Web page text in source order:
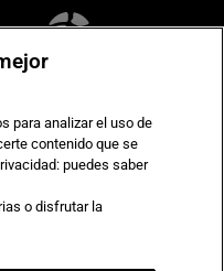
para analizar el uso de
contenido que se
puedes saber
o disfrutar la